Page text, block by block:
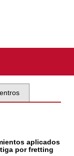
aplicados
por fretting